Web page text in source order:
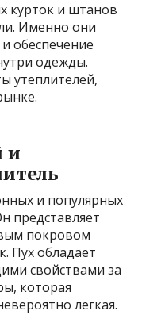
курток и штанов
Именно они
обеспечение
одежды.
утеплителей,
и
и популярных
представляет
покровом
Пух обладает
свойствами за
которая
легкая.